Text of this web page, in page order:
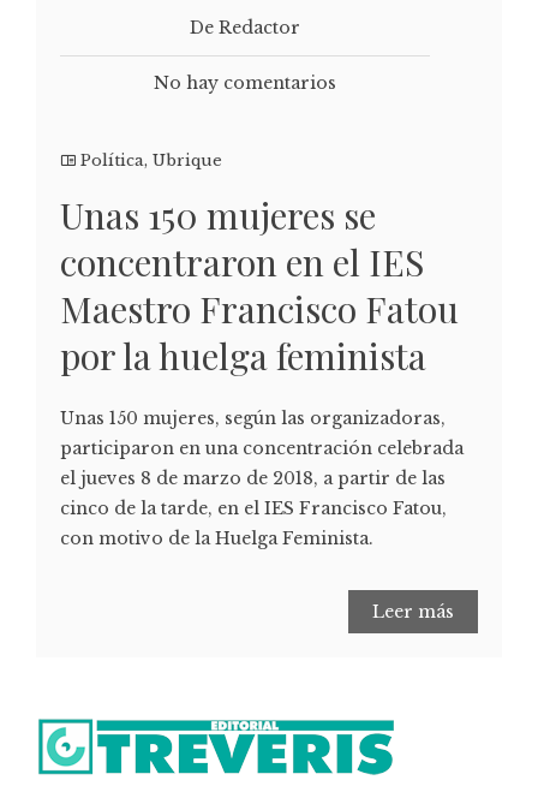
De Redactor
No hay comentarios
Política, Ubrique
Unas 150 mujeres se
concentraron en el IES
Maestro Francisco Fatou
por la huelga feminista
Unas 150 mujeres, según las organizadoras,
participaron en una concentración celebrada
el jueves 8 de marzo de 2018, a partir de las
cinco de la tarde, en el IES Francisco Fatou,
con motivo de la Huelga Feminista.
Leer más